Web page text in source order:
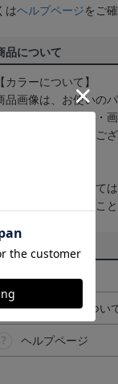
はヘルプページをご
品について
【カラーについて】
品画像は、お使いの
ンのメーカー・機種・
なって見える場合がご
取り扱い商品によって
予告なく変更になるこ
の他
決済について
ギフト対応につい
ヘルプページ